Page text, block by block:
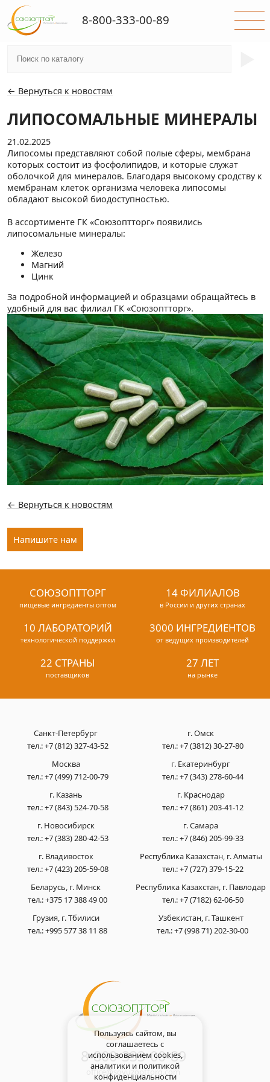
← Вернуться к новостям
ЛИПОСОМАЛЬНЫЕ МИНЕРАЛЫ
21.02.2025
Липосомы представляют собой полые сферы, мембрана
которых состоит из фосфолипидов, и которые служат
оболочкой для минералов. Благодаря высокому сродству к
мембранам клеток организма человека липосомы
обладают высокой биодоступностью.
В ассортименте ГК «Союзоптторг» появились
липосомальные минералы:
Железо
Магний
Цинк
За подробной информацией и образцами обращайтесь в
удобный для вас филиал ГК «Союзоптторг».
← Вернуться к новостям
Напишите нам
СОЮЗОПТТОРГ
пищевые ингредиенты оптом
14 ФИЛИАЛОВ
в России и других странах
10 ЛАБОРАТОРИЙ
технологической поддержки
3000 ИНГРЕДИЕНТОВ
от ведущих производителей
22 СТРАНЫ
поставщиков
27 ЛЕТ
на рынке
Санкт-Петербург
тел.:+7 (812) 327-43-52
Москва
тел.:+7 (499) 712-00-79
г. Казань
тел.:+7 (843) 524-70-58
г. Новосибирск
тел.:+7 (383) 280-42-53
г. Омск
тел.:+7 (3812) 30-27-80
г. Екатеринбург
тел.:+7 (343) 278-60-44
г. Краснодар
тел.:+7 (861) 203-41-12
г. Самара
тел.:+7 (846) 205-99-33
г. Владивосток
тел.:+7 (423) 205-59-08
Беларусь, г. Минск
тел.:+375 17 388 49 00
Грузия, г. Тбилиси
тел.:+995 577 38 11 88
Республика Казахстан, г. Алматы
тел.:+7 (727) 379-15-22
Республика Казахстан, г. Павлодар
тел.:+7 (7182) 62-06-50
Узбекистан, г. Ташкент
тел.:+7 (998 71) 202-30-00
8-800-333-00-89
office@soyuzopttorg.com
8-800-333-00-89
Пользуясь сайтом, вы
соглашаетесь с
использованием cookies,
аналитики и политикой
конфиденциальности